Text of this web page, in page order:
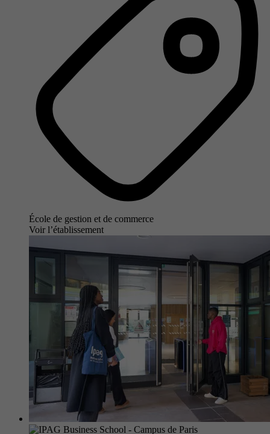
École de gestion et de commerce
Voir l’établissement